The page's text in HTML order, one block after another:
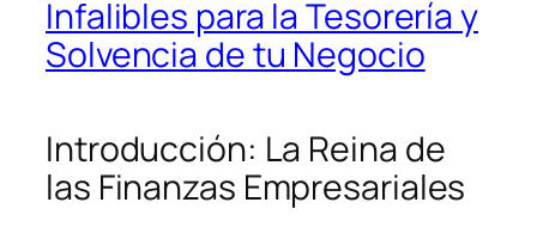
Infalibles para la Tesorería y
Solvencia de tu Negocio
Introducción: La Reina de
las Finanzas Empresariales